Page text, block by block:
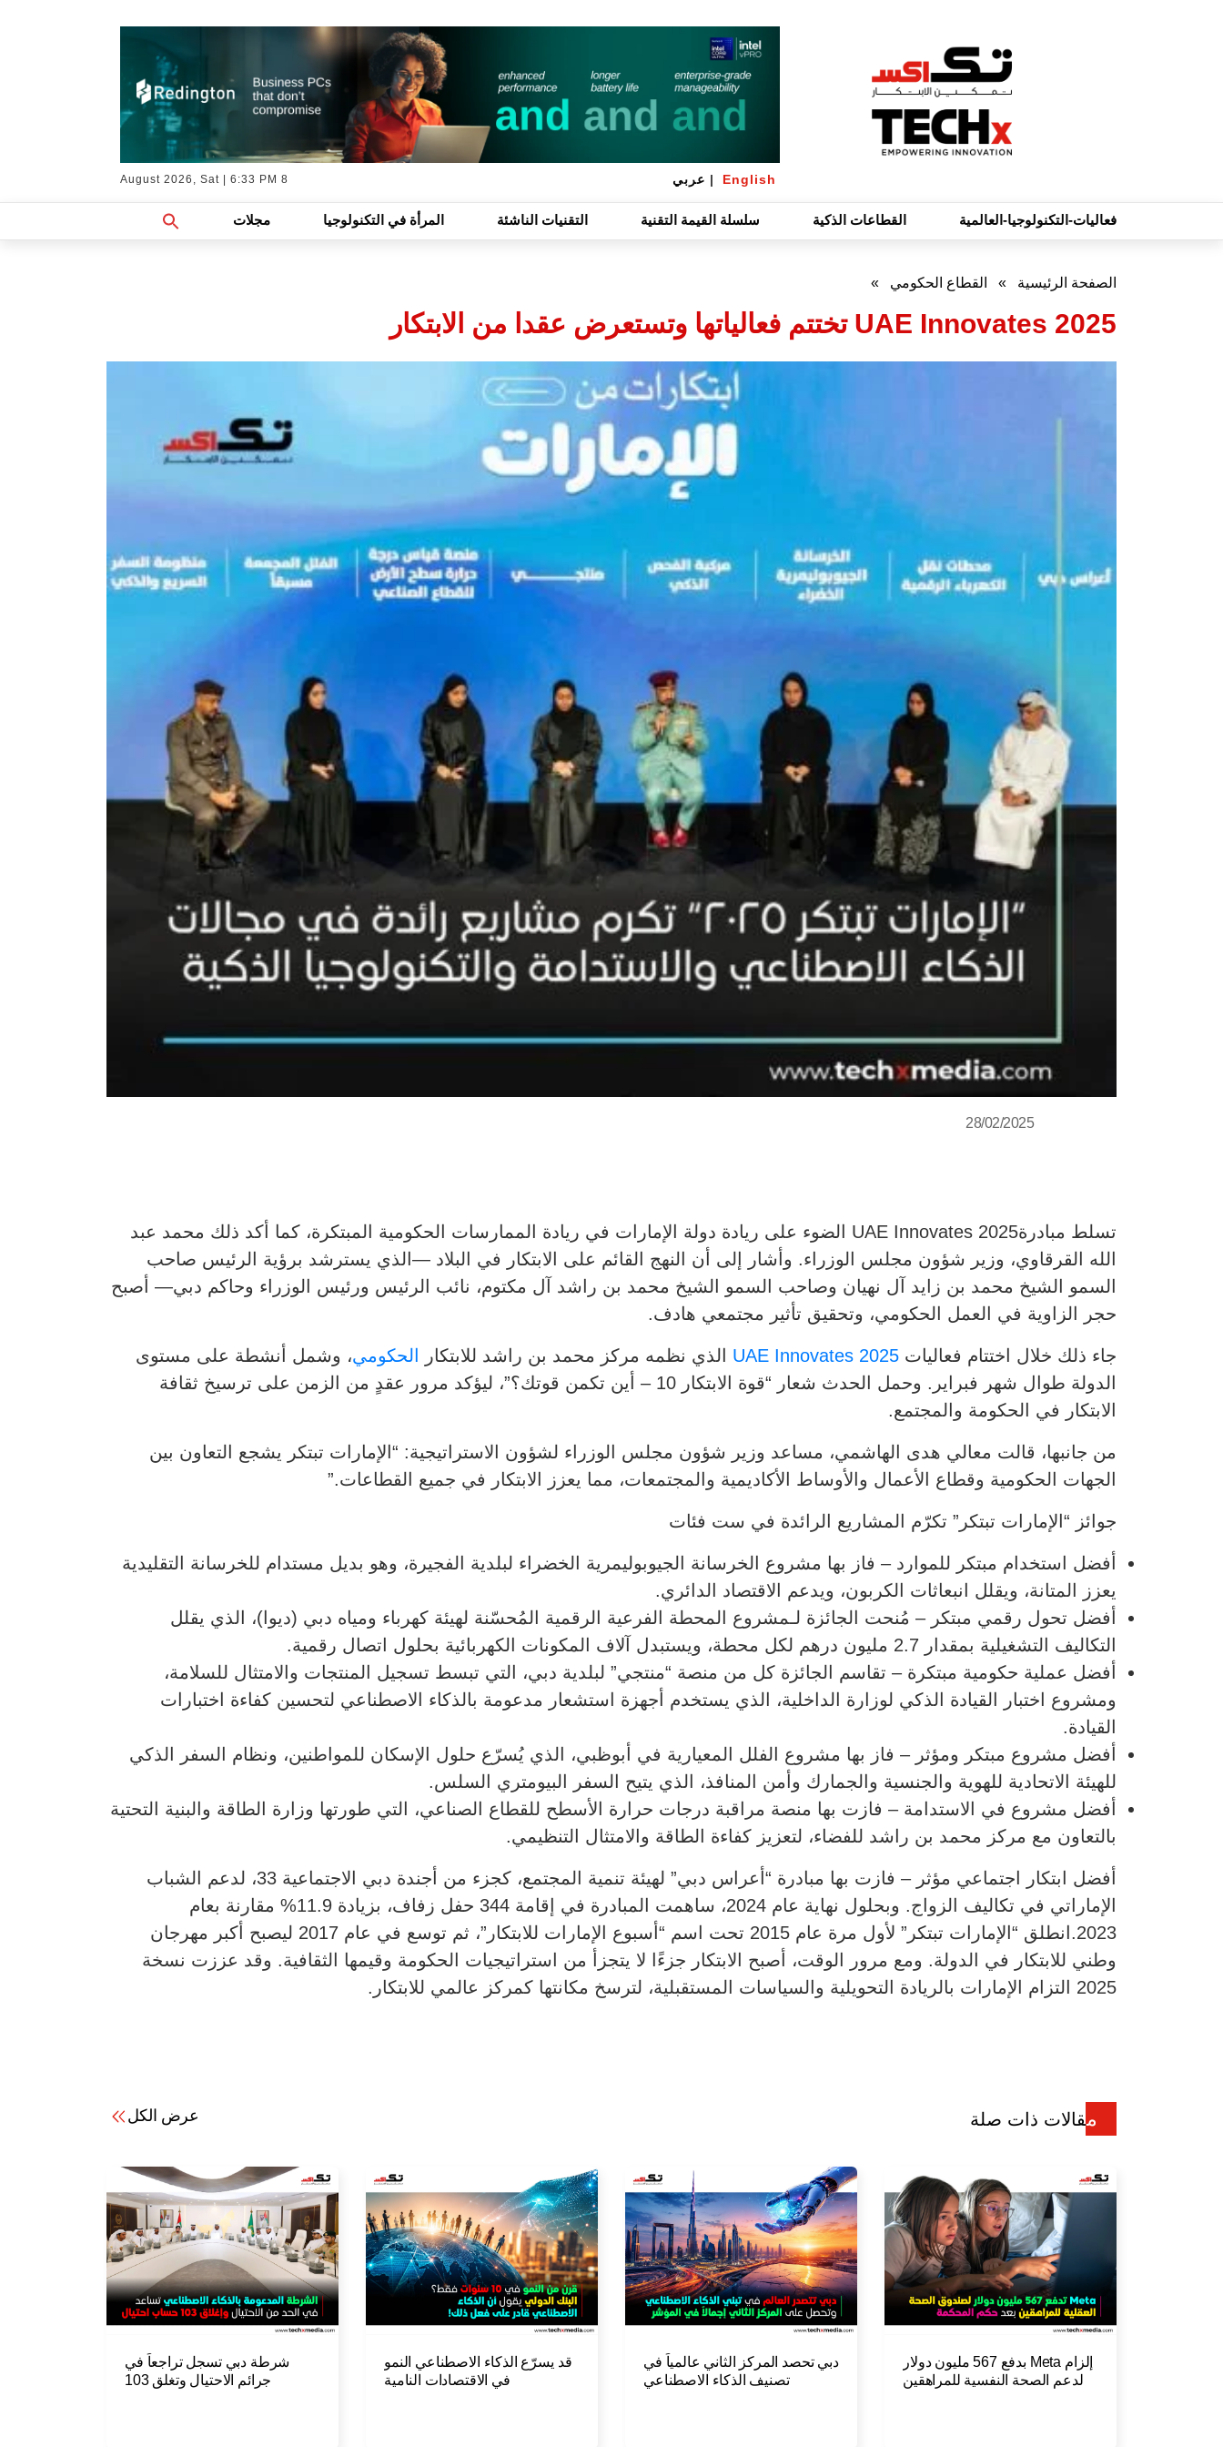
English
| عربي 8 August 2026, Sat | 6:33 PM
فعاليات-التكنولوجيا-العالمية القطاعات الذكية سلسلة القيمة التقنية التقنيات الناشئة المرأة في التكنولوجيا مجلات
Search
For:
Search Button
الصفحة الرئيسية » القطاع الحكومي »
UAE Innovates 2025 تختتم فعالياتها وتستعرض عقدا من الابتكار
28/02/2025
تسلط مبادرةUAE Innovates 2025 الضوء على ريادة دولة الإمارات في ريادة الممارسات الحكومية المبتكرة، كما أكد ذلك محمد عبد
الله القرقاوي، وزير شؤون مجلس الوزراء. وأشار إلى أن النهج القائم على الابتكار في البلاد —الذي يسترشد برؤية الرئيس صاحب
السمو الشيخ محمد بن زايد آل نهيان وصاحب السمو الشيخ محمد بن راشد آل مكتوم، نائب الرئيس ورئيس الوزراء وحاكم دبي— أصبح
حجر الزاوية في العمل الحكومي، وتحقيق تأثير مجتمعي هادف.
جاء ذلك خلال اختتام فعاليات UAE Innovates 2025 الذي نظمه مركز محمد بن راشد للابتكار الحكومي، وشمل أنشطة على مستوى
الدولة طوال شهر فبراير. وحمل الحدث شعار “قوة الابتكار 10 – أين تكمن قوتك؟”، ليؤكد مرور عقدٍ من الزمن على ترسيخ ثقافة
الابتكار في الحكومة والمجتمع.
من جانبها، قالت معالي هدى الهاشمي، مساعد وزير شؤون مجلس الوزراء لشؤون الاستراتيجية: “الإمارات تبتكر يشجع التعاون بين
الجهات الحكومية وقطاع الأعمال والأوساط الأكاديمية والمجتمعات، مما يعزز الابتكار في جميع القطاعات.”
جوائز “الإمارات تبتكر” تكرّم المشاريع الرائدة في ست فئات
أفضل استخدام مبتكر للموارد – فاز بها مشروع الخرسانة الجيوبوليمرية الخضراء لبلدية الفجيرة، وهو بديل مستدام للخرسانة التقليدية
يعزز المتانة، ويقلل انبعاثات الكربون، ويدعم الاقتصاد الدائري.
أفضل تحول رقمي مبتكر – مُنحت الجائزة لـمشروع المحطة الفرعية الرقمية المُحسّنة لهيئة كهرباء ومياه دبي (ديوا)، الذي يقلل
التكاليف التشغيلية بمقدار 2.7 مليون درهم لكل محطة، ويستبدل آلاف المكونات الكهربائية بحلول اتصال رقمية.
أفضل عملية حكومية مبتكرة – تقاسم الجائزة كل من منصة “منتجي” لبلدية دبي، التي تبسط تسجيل المنتجات والامتثال للسلامة،
ومشروع اختبار القيادة الذكي لوزارة الداخلية، الذي يستخدم أجهزة استشعار مدعومة بالذكاء الاصطناعي لتحسين كفاءة اختبارات
القيادة.
أفضل مشروع مبتكر ومؤثر – فاز بها مشروع الفلل المعيارية في أبوظبي، الذي يُسرّع حلول الإسكان للمواطنين، ونظام السفر الذكي
للهيئة الاتحادية للهوية والجنسية والجمارك وأمن المنافذ، الذي يتيح السفر البيومتري السلس.
أفضل مشروع في الاستدامة – فازت بها منصة مراقبة درجات حرارة الأسطح للقطاع الصناعي، التي طورتها وزارة الطاقة والبنية التحتية
بالتعاون مع مركز محمد بن راشد للفضاء، لتعزيز كفاءة الطاقة والامتثال التنظيمي.
أفضل ابتكار اجتماعي مؤثر – فازت بها مبادرة “أعراس دبي” لهيئة تنمية المجتمع، كجزء من أجندة دبي الاجتماعية 33، لدعم الشباب
الإماراتي في تكاليف الزواج. وبحلول نهاية عام 2024، ساهمت المبادرة في إقامة 344 حفل زفاف، بزيادة 11.9% مقارنة بعام
2023.انطلق “الإمارات تبتكر” لأول مرة عام 2015 تحت اسم “أسبوع الإمارات للابتكار”، ثم توسع في عام 2017 ليصبح أكبر مهرجان
وطني للابتكار في الدولة. ومع مرور الوقت، أصبح الابتكار جزءًا لا يتجزأ من استراتيجيات الحكومة وقيمها الثقافية. وقد عززت نسخة
2025 التزام الإمارات بالريادة التحويلية والسياسات المستقبلية، لترسخ مكانتها كمركز عالمي للابتكار.
مقالات ذات صلة عرض الكل
إلزام Meta بدفع 567 مليون دولار
لدعم الصحة النفسية للمراهقين
دبي تحصد المركز الثاني عالمياً في
تصنيف الذكاء الاصطناعي
قد يسرّع الذكاء الاصطناعي النمو
في الاقتصادات النامية
شرطة دبي تسجل تراجعاً في
جرائم الاحتيال وتغلق 103